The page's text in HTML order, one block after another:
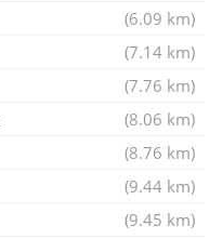
(6.09 km)
(7.14 km)
(7.76 km)
(8.06 km)
(8.76 km)
(9.44 km)
(9.45 km)